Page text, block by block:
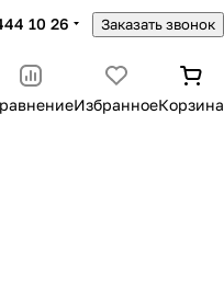
10 26 Заказать звонок
ИзбранноеКорзина